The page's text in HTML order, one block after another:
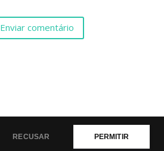
RECUSAR PERMITIR
Enviar comentário